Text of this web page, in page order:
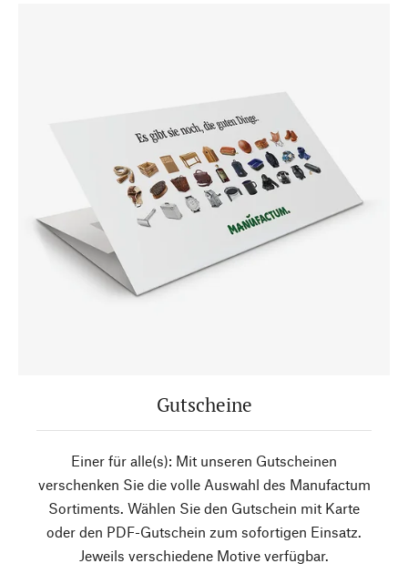
Gutscheine
Einer für alle(s): Mit unseren Gutscheinen
verschenken Sie die volle Auswahl des Manufactum
Sortiments. Wählen Sie den Gutschein mit Karte
oder den PDF-Gutschein zum sofortigen Einsatz.
Jeweils verschiedene Motive verfügbar.